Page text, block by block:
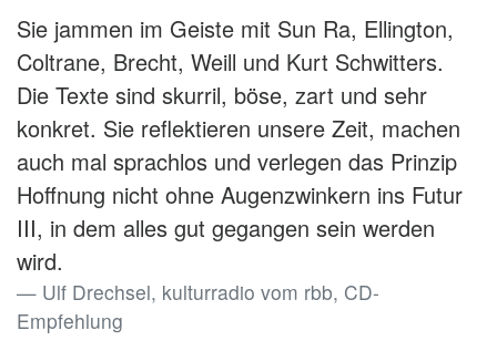
Sie jammen im Geiste mit Sun Ra, Ellington,
Coltrane, Brecht, Weill und Kurt Schwitters.
Die Texte sind skurril, böse, zart und sehr
konkret. Sie reflektieren unsere Zeit, machen
auch mal sprachlos und verlegen das Prinzip
Hoffnung nicht ohne Augenzwinkern ins Futur
III, in dem alles gut gegangen sein werden
wird.
Ulf Drechsel, kulturradio vom rbb, CD-
Empfehlung